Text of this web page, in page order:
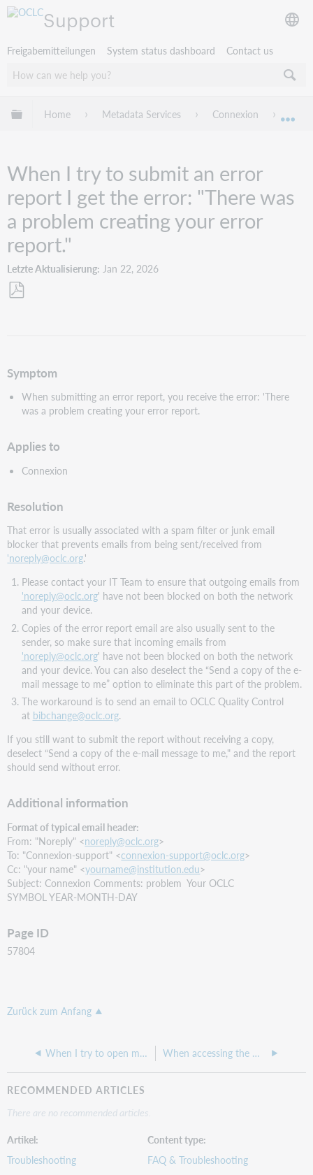
Support
Freigabemitteilungen System status dashboard Contact us
Globale Hierarchie expandieren/verbergen
Home Metadata Services Connexion
When I try to submit an error
report I get the error: "There was
a problem creating your error
report."
Letzte Aktualisierung Jan 22, 2026
Symptom
When submitting an error report, you receive the error: 'There
was a problem creating your error report.
Applies to
Connexion
Resolution
That error is usually associated with a spam filter or junk email
blocker that prevents emails from being sent/received from
'noreply@oclc.org.'
Please contact your IT Team to ensure that outgoing emails from
'noreply@oclc.org' have not been blocked on both the network
and your device.
Copies of the error report email are also usually sent to the
sender, so make sure that incoming emails from
'noreply@oclc.org' have not been blocked on both the network
and your device. You can also deselect the “Send a copy of the e-
mail message to me” option to eliminate this part of the problem.
The workaround is to send an email to OCLC Quality Control
at bibchange@oclc.org.
If you still want to submit the report without receiving a copy,
deselect “Send a copy of the e-mail message to me," and the report
should send without error.
Additional information
Format of typical email header:
From: "Noreply" <noreply@oclc.org>
To: "Connexion-support" <connexion-support@oclc.org>
Cc: "your name" <yourname@institution.edu>
Subject: Connexion Comments: problem Your OCLC
SYMBOL YEAR-MONTH-DAY
Page ID
57804
Zurück zum Anfang
When I try to open my local file or to set it as default, I get the error message: "Local file could not be opened." When accessing the macro editor, Connexion client crashes.
RECOMMENDED ARTICLES
There are no recommended articles.
Artikel
Troubleshooting
Content type
FAQ & Troubleshooting